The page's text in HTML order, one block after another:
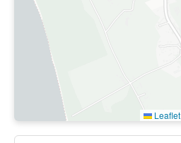
Leaflet